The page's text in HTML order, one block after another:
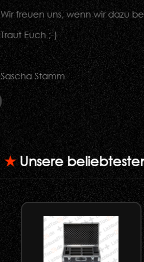
Wir freuen uns, wenn wir dazu
Traut Euch ;-)
Sascha Stamm
★Unsere